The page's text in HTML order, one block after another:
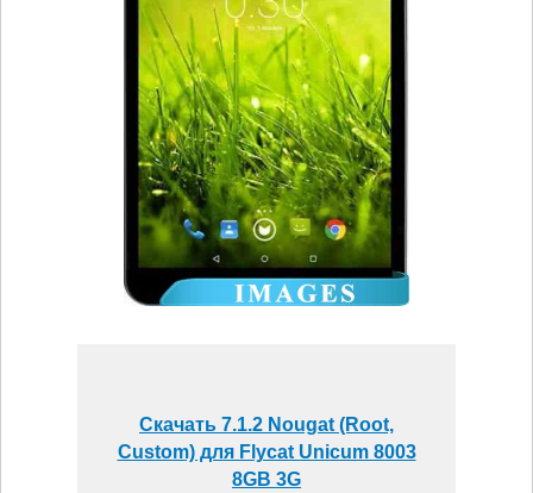
Скачать 7.1.2 Nougat (Root,
Custom) для Flycat Unicum 8003
8GB 3G